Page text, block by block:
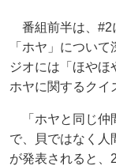
番組前半は、#2
「ホヤ」につい
ジオには「ほやほ
ホヤに関するクイ
「ホヤと同じ仲
で、貝ではなく人
が発表されると、